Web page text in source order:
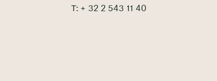
Τ: + 32 2 543 11 40